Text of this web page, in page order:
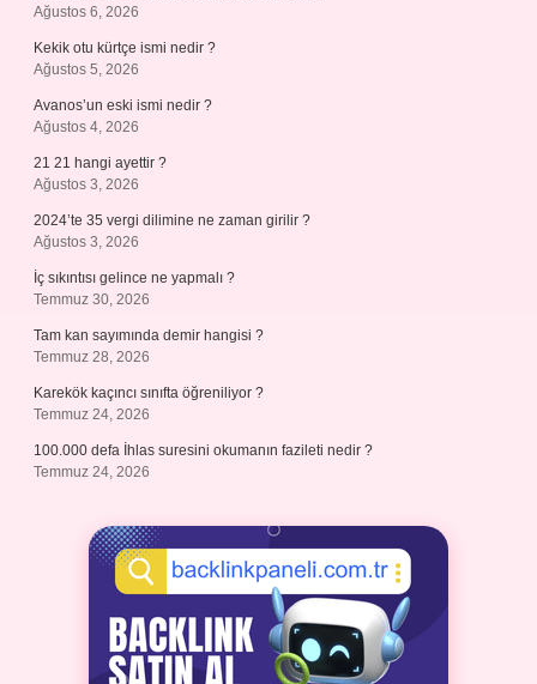
Ağustos 6, 2026
Kekik otu kürtçe ismi nedir ?
Ağustos 5, 2026
Avanos’un eski ismi nedir ?
Ağustos 4, 2026
21 21 hangi ayettir ?
Ağustos 3, 2026
2024’te 35 vergi dilimine ne zaman girilir ?
Ağustos 3, 2026
İç sıkıntısı gelince ne yapmalı ?
Temmuz 30, 2026
Tam kan sayımında demir hangisi ?
Temmuz 28, 2026
Karekök kaçıncı sınıfta öğreniliyor ?
Temmuz 24, 2026
100.000 defa İhlas suresini okumanın fazileti nedir ?
Temmuz 24, 2026